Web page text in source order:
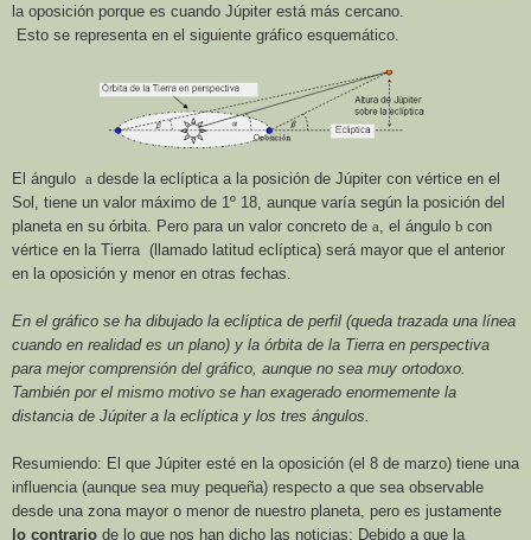
la oposición porque es cuando Júpiter está más cercano.
Esto se representa en el siguiente gráfico esquemático.
El ángulo a desde la eclíptica a la posición de Júpiter con vértice en el
Sol, tiene un valor máximo de 1º 18, aunque varía según la posición del
planeta en su órbita. Pero para un valor concreto de a , el ángulo b con
vértice en la Tierra (llamado latitud eclíptica) será mayor que el anterior
en la oposición y menor en otras fechas.
En el gráfico se ha dibujado la eclíptica de perfil (queda trazada una línea
cuando en realidad es un plano) y la órbita de la Tierra en perspectiva
para mejor comprensión del gráfico, aunque no sea muy ortodoxo.
También por el mismo motivo se han exagerado enormemente la
distancia de Júpiter a la eclíptica y los tres ángulos.
Resumiendo: El que Júpiter esté en la oposición (el 8 de marzo) tiene una
influencia (aunque sea muy pequeña) respecto a que sea observable
desde una zona mayor o menor de nuestro planeta, pero es justamente
lo contrario de lo que nos han dicho las noticias: Debido a que la